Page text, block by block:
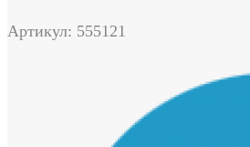
Артикул: 555121